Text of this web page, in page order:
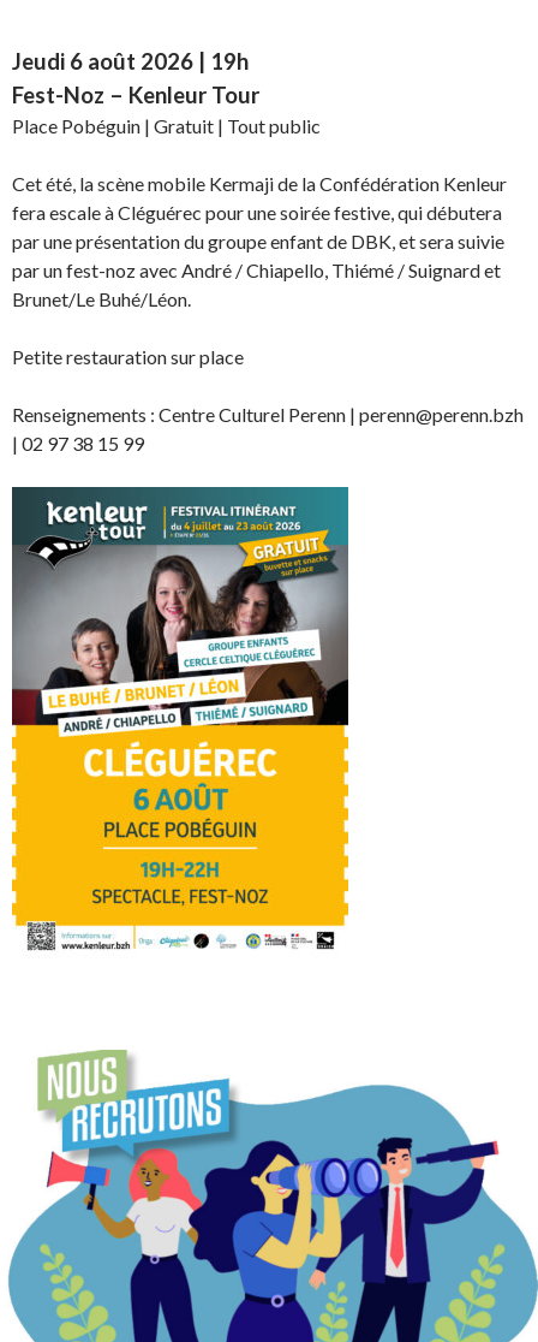
Jeudi 6 août 2026 | 19h
Fest-Noz – Kenleur Tour
Place Pobéguin | Gratuit | Tout public
Cet été, la scène mobile Kermaji de la Confédération Kenleur
fera escale à Cléguérec pour une soirée festive, qui débutera
par une présentation du groupe enfant de DBK, et sera suivie
par un fest-noz avec André / Chiapello, Thiémé / Suignard et
Brunet/Le Buhé/Léon.
Petite restauration sur place
Renseignements : Centre Culturel Perenn | perenn@perenn.bzh
| 02 97 38 15 99